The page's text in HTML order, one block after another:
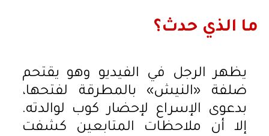
ما الذي حدث؟
يظهر الرجل في الفيديو وهو يقتحم
ضلفة «النيش» بالمطرقة لفتحها،
بدعوى الإسراع لإحضار كوب لوالدته.
إلا أن ملاحظات المتابعين كشفت